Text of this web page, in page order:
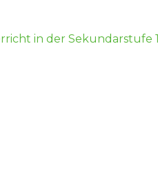
in der Sekundarstufe 1